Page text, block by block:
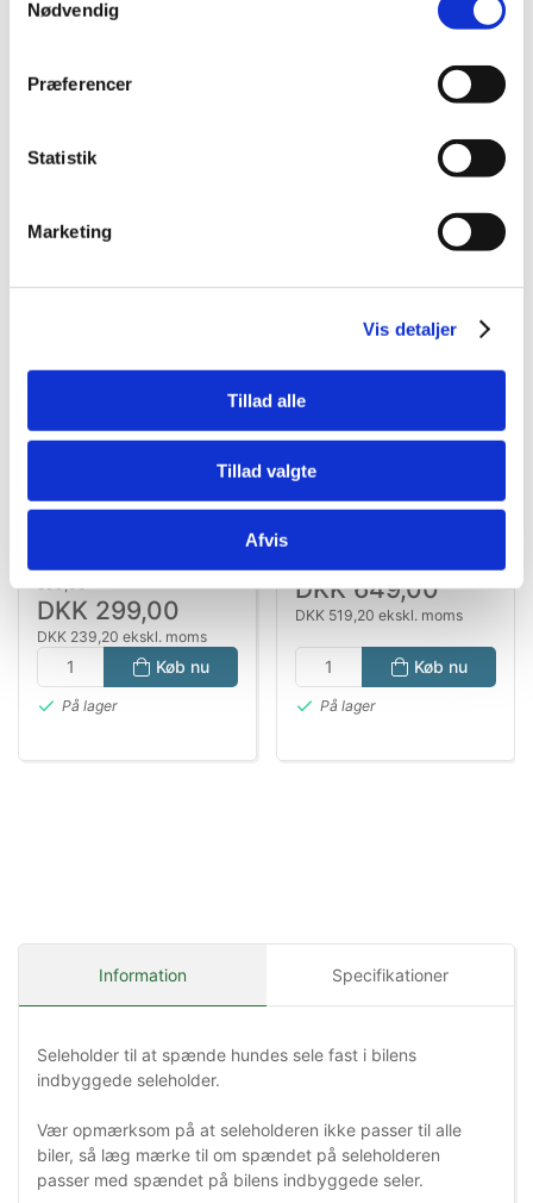
Nødvendig
Præferencer
Statistik
Marketing
Vis detaljer
Tillad alle
Tillad valgte
Afvis
Hundetransportkasse
Transporttaske med
Stålrørsramme
DKK 299,00
DKK 239,20 ekskl. moms
Køb nu
På lager
Transporttaske Nylon
cm
DKK 649,00
DKK 519,20 ekskl. moms
Køb nu
På lager
Information Specifikationer
Seleholder til at spænde hundes sele fast i bilens
indbyggede seleholder.
Vær opmærksom på at seleholderen ikke passer til alle
biler, så læg mærke til om spændet på seleholderen
passer med spændet på bilens indbyggede seler.